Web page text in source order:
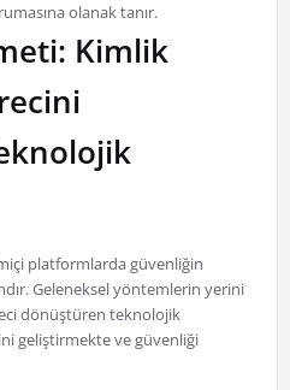
olanak tanır.
Kimlik
platformlarda güvenliğin
Geleneksel yöntemlerin yerini
dönüştüren teknolojik
geliştirmekte ve güvenliği